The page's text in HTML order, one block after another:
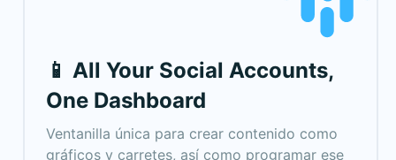
📱 All Your Social Accounts,
One Dashboard
Ventanilla única para crear contenido como
gráficos y carretes, así como programar ese